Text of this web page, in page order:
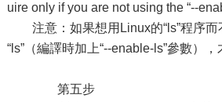
uire only if you are not using the “--
注意：如果想用Linux的“ls”程序而
“ls”（編譯時加上“--enable-ls”參數）
第五步